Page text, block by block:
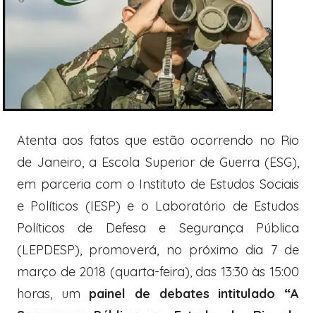
Atenta aos fatos que estão ocorrendo no Rio
de Janeiro, a Escola Superior de Guerra (ESG),
em parceria com o Instituto de Estudos Sociais
e Políticos (IESP) e o Laboratório de Estudos
Políticos de Defesa e Segurança Pública
(LEPDESP), promoverá, no próximo dia 7 de
março de 2018 (quarta-feira), das 13:30 às 15:00
horas, um painel de debates intitulado “A